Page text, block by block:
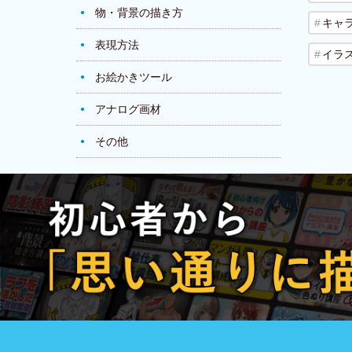
物・背景の描き方
表現方法
お絵かきツール
アナログ画材
その他
キャ
イラ